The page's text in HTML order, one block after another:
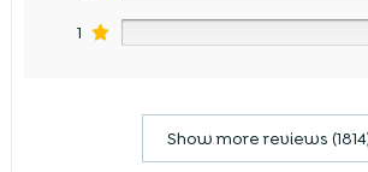
1
Show more reviews